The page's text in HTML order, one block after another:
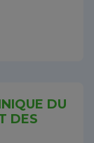
DU
DES